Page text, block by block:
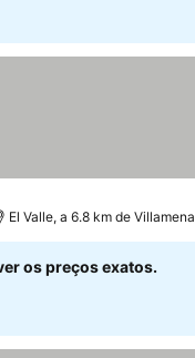
El Valle, a 6.8 km de Villamena
os preços exatos.